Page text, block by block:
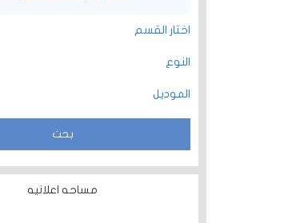
اختار القسم
النوع
الموديل
مساحه اعلانيه